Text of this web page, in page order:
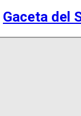
Gaceta del